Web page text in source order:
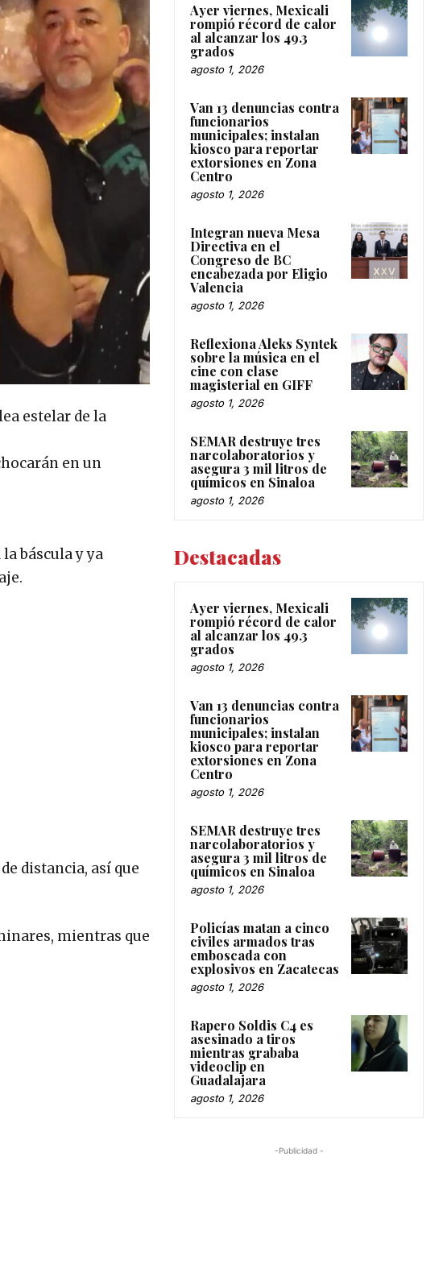
estelar de la
en un
báscula y ya
distancia, así que
mientras que
Ayer viernes, Mexicali
rompió récord de calor
al alcanzar los 49.3
grados
agosto 1, 2026
Van 13 denuncias contra
funcionarios
municipales; instalan
kiosco para reportar
extorsiones en Zona
Centro
agosto 1, 2026
Integran nueva Mesa
Directiva en el
Congreso de BC
encabezada por Eligio
Valencia
agosto 1, 2026
Reflexiona Aleks Syntek
sobre la música en el
cine con clase
magisterial en GIFF
agosto 1, 2026
SEMAR destruye tres
narcolaboratorios y
asegura 3 mil litros de
químicos en Sinaloa
agosto 1, 2026
Destacadas
Ayer viernes, Mexicali
rompió récord de calor
al alcanzar los 49.3
grados
agosto 1, 2026
Van 13 denuncias contra
funcionarios
municipales; instalan
kiosco para reportar
extorsiones en Zona
Centro
agosto 1, 2026
SEMAR destruye tres
narcolaboratorios y
asegura 3 mil litros de
químicos en Sinaloa
agosto 1, 2026
Policías matan a cinco
civiles armados tras
emboscada con
explosivos en Zacatecas
agosto 1, 2026
Rapero Soldis C4 es
asesinado a tiros
mientras grababa
videoclip en
Guadalajara
agosto 1, 2026
-Publicidad -